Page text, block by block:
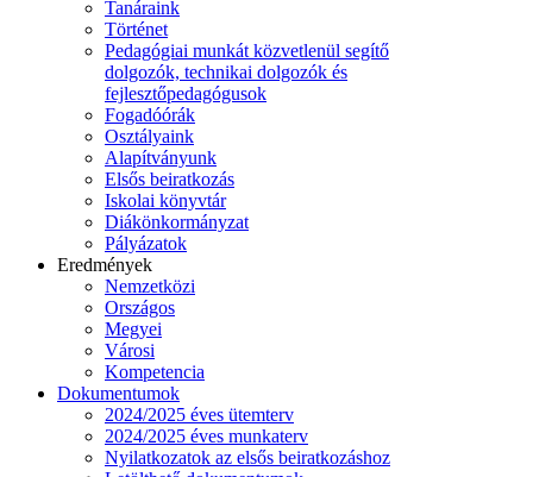
Tanáraink
Történet
Pedagógiai munkát közvetlenül segítő
dolgozók, technikai dolgozók és
fejlesztőpedagógusok
Fogadóórák
Osztályaink
Alapítványunk
Elsős beiratkozás
Iskolai könyvtár
Diákönkormányzat
Pályázatok
Eredmények
Nemzetközi
Országos
Megyei
Városi
Kompetencia
Dokumentumok
2024/2025 éves ütemterv
2024/2025 éves munkaterv
Nyilatkozatok az elsős beiratkozáshoz